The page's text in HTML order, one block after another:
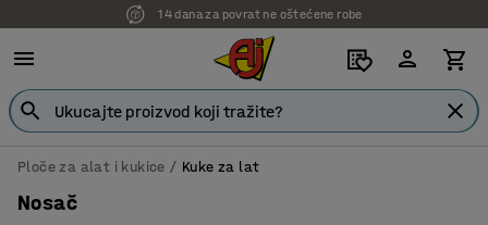
14 dana za povrat ne oštećene robe
Ploče za alat i kukice Kuke za lat
Nosač